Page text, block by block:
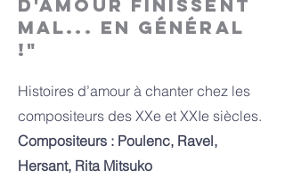
d'amour finissent
mal... en général
!"
Histoires d’amour à chanter chez les
compositeurs des XXe et XXIe siècles.
Compositeurs : Poulenc, Ravel,
Hersant, Rita Mitsuko